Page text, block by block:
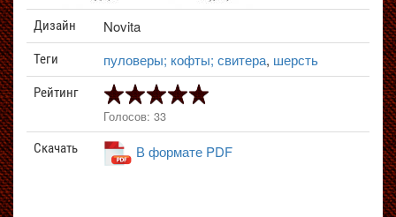
Дизайн Novita
Теги пуловеры; кофты; свитера, шерсть
Рейтинг
Голосов: 33
Скачать В формате PDF